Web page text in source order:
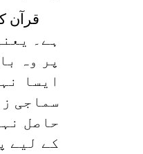
قرآن
ہے۔
پر وہ
ایسا
سماجی
حاصل
کے لیے